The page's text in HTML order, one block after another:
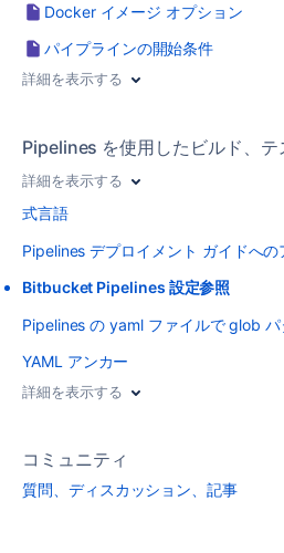
Docker イメージ オプション
パイプラインの開始条件
詳細を表示する
Pipelines を使用したビルド、テ
詳細を表示する
式言語
Pipelines デプロイメント ガイドへの
Bitbucket Pipelines 設定参照
Pipelines の yaml ファイルで glob パ
YAML アンカー
詳細を表示する
コミュニティ
質問、ディスカッション、記事